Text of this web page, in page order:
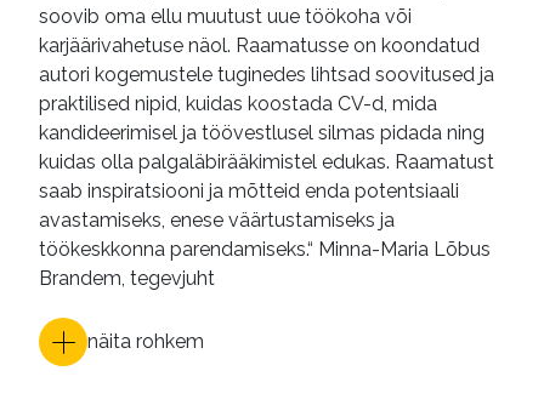
soovib oma ellu muutust uue töökoha või
karjäärivahetuse näol. Raamatusse on koondatud
autori kogemustele tuginedes lihtsad soovitused ja
praktilised nipid, kuidas koostada CV-d, mida
kandideerimisel ja töövestlusel silmas pidada ning
kuidas olla palgaläbirääkimistel edukas. Raamatust
saab inspiratsiooni ja mõtteid enda potentsiaali
avastamiseks, enese väärtustamiseks ja
töökeskkonna parendamiseks.“ Minna-Maria Lõbus
Brandem, tegevjuht
näita rohkem